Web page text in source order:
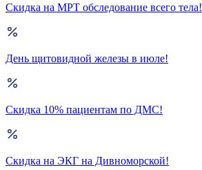
Скидка на МРТ обследование всего тела!
День щитовидной железы в июле!
Скидка 10% пациентам по ДМС!
Скидка на ЭКГ на Дивноморской!